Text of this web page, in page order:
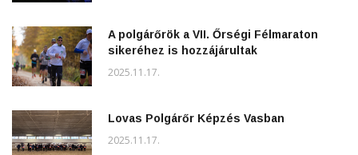
A polgárőrök a VII. Őrségi Félmaraton
sikeréhez is hozzájárultak
2025.11.17.
Lovas Polgárőr Képzés Vasban
2025.11.17.